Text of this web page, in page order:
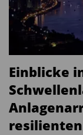
seiner Größe
China zu
Indiens
„Indien spielt
innerhalb der
Leiterin des
Einblicke